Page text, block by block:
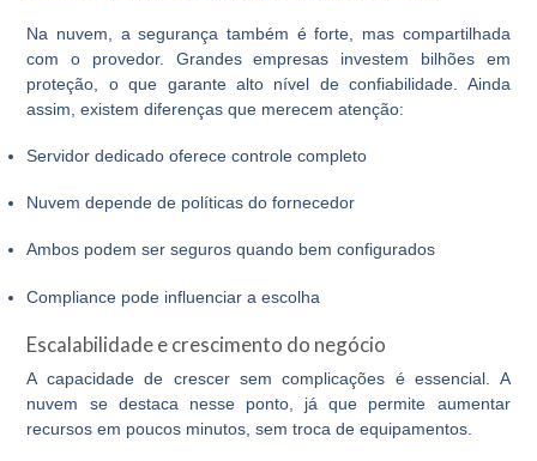
Na nuvem, a segurança também é forte, mas compartilhada
com o provedor. Grandes empresas investem bilhões em
proteção, o que garante alto nível de confiabilidade. Ainda
assim, existem diferenças que merecem atenção:
Servidor dedicado oferece controle completo
Nuvem depende de políticas do fornecedor
Ambos podem ser seguros quando bem configurados
Compliance pode influenciar a escolha
Escalabilidade e crescimento do negócio
A capacidade de crescer sem complicações é essencial. A
nuvem se destaca nesse ponto, já que permite aumentar
recursos em poucos minutos, sem troca de equipamentos.